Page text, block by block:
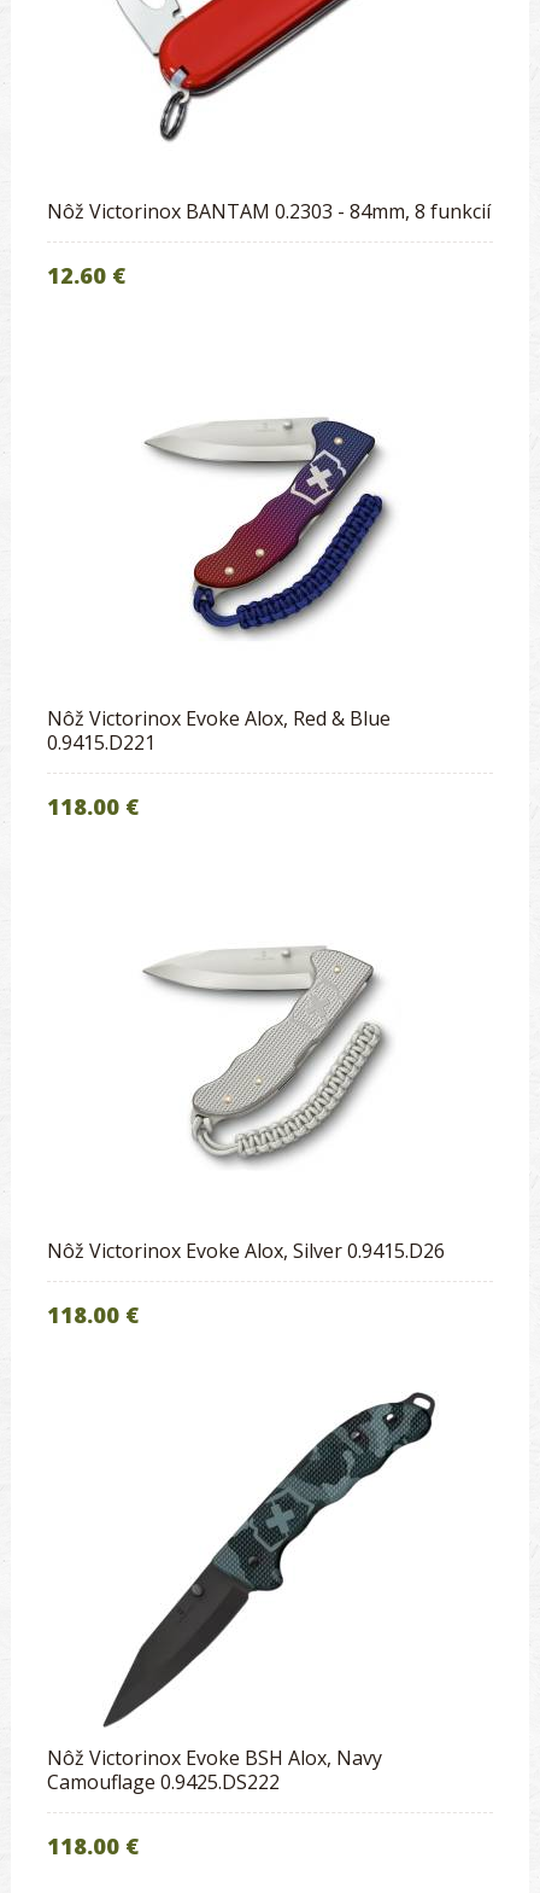
Nôž Victorinox BANTAM 0.2303 - 84mm, 8 funkcií
12.60 €
Nôž Victorinox Evoke Alox, Red & Blue
0.9415.D221
118.00 €
Nôž Victorinox Evoke Alox, Silver 0.9415.D26
118.00 €
Nôž Victorinox Evoke BSH Alox, Navy
Camouflage 0.9425.DS222
118.00 €